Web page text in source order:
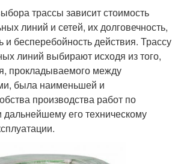
трассы зависит стоимость
линий и сетей, их долговечность,
и бесперебойность действия. Трассу
линий выбирают исходя из того,
прокладываемого между
была наименьшей и
производства работ по
дальнейшему его техническому